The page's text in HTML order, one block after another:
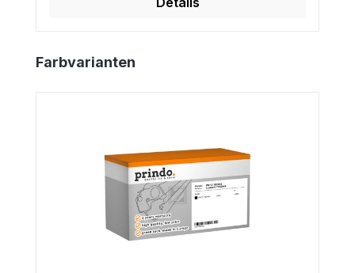
Produktgalerie überspringen
Farbvarianten